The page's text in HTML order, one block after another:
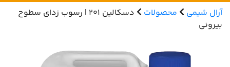
آرال شیمی محصولات
دسکالین 201 | رسوب زدای سطوح
بیرونی